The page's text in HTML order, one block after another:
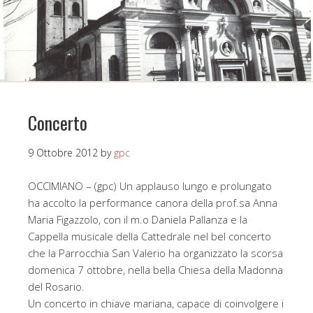
Concerto
9 Ottobre 2012 by gpc
OCCIMIANO – (gpc) Un applauso lungo e prolungato
ha accolto la performance canora della prof.sa Anna
Maria Figazzolo, con il m.o Daniela Pallanza e la
Cappella musicale della Cattedrale nel bel concerto
che la Parrocchia San Valerio ha organizzato la scorsa
domenica 7 ottobre, nella bella Chiesa della Madonna
del Rosario.
Un concerto in chiave mariana, capace di coinvolgere i